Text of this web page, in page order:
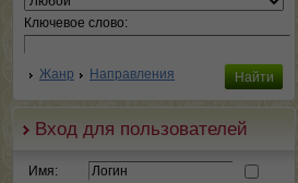
Ключевое слово:
Жанр Направления
Вход для пользователей
Имя: